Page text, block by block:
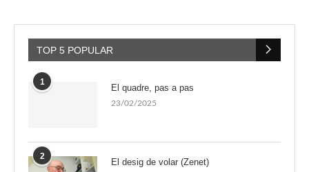
TOP 5 POPULAR
1
El quadre, pas a pas
23/02/2025
2
El desig de volar (Zenet)